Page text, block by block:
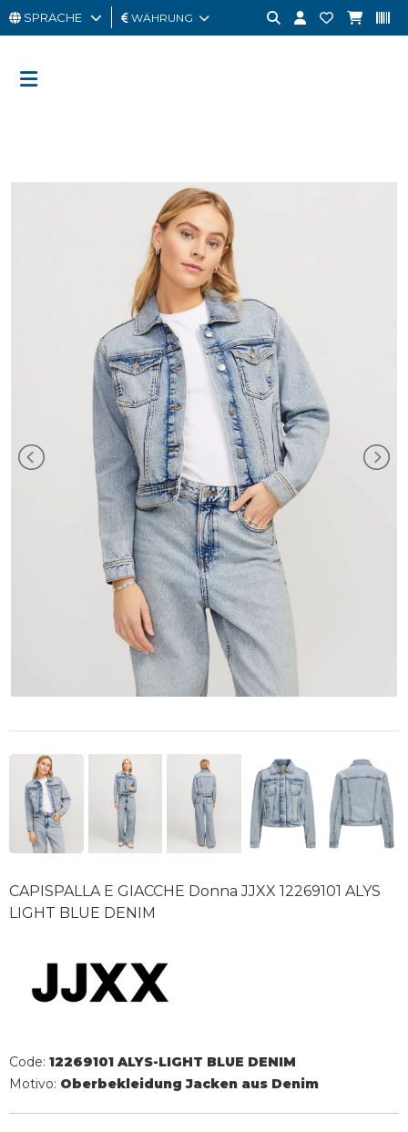
MANN
OUTLET
SPRACHE WÄHRUNG
CAPISPALLA E GIACCHE Donna JJXX 12269101 ALYS
LIGHT BLUE DENIM
Code: 12269101 ALYS-LIGHT BLUE DENIM
Motivo: Oberbekleidung Jacken aus Denim